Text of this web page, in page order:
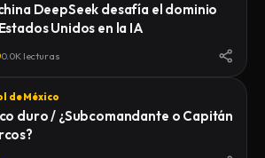
DeepSeek desafía el dominio
Unidos en la IA
0.0K lecturas
de México
duro / ¿Subcomandante o Capitán